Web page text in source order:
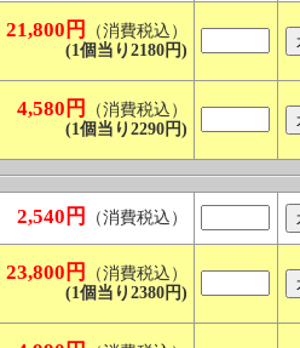
21,800円
（消費税込）
(1個当り2180円)
4,580円
（消費税込）
(1個当り2290円)
2,540円 （消費税込）
23,800円
（消費税込）
(1個当り2380円)